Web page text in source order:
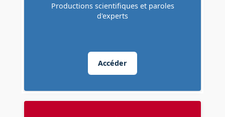
Productions scientifiques et paroles
d'experts
Accéder